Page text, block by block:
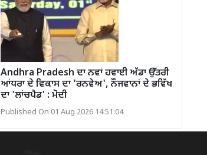
Andhra Pradesh ਦਾ ਨਵਾਂ ਹਵਾਈ ਅੱਡਾ ਉੱਤਰੀ
ਆਂਧਰਾ ਦੇ ਵਿਕਾਸ ਦਾ 'ਰਨਵੇਅ', ਨੌਜਵਾਨਾਂ ਦੇ ਭਵਿੱਖ
ਦਾ 'ਲਾਂਚਪੈਡ' : ਮੋਦੀ
Published On 01 Aug 2026 14:51:04